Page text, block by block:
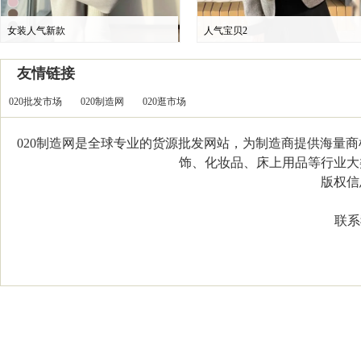
女装人气新款 人气宝贝2
友情链接
020批发市场 020制造网 020逛市场
020制造网是全球专业的货源批发网站，为制造商提供海量
饰、化妆品、床上用品等行业
版权信
联